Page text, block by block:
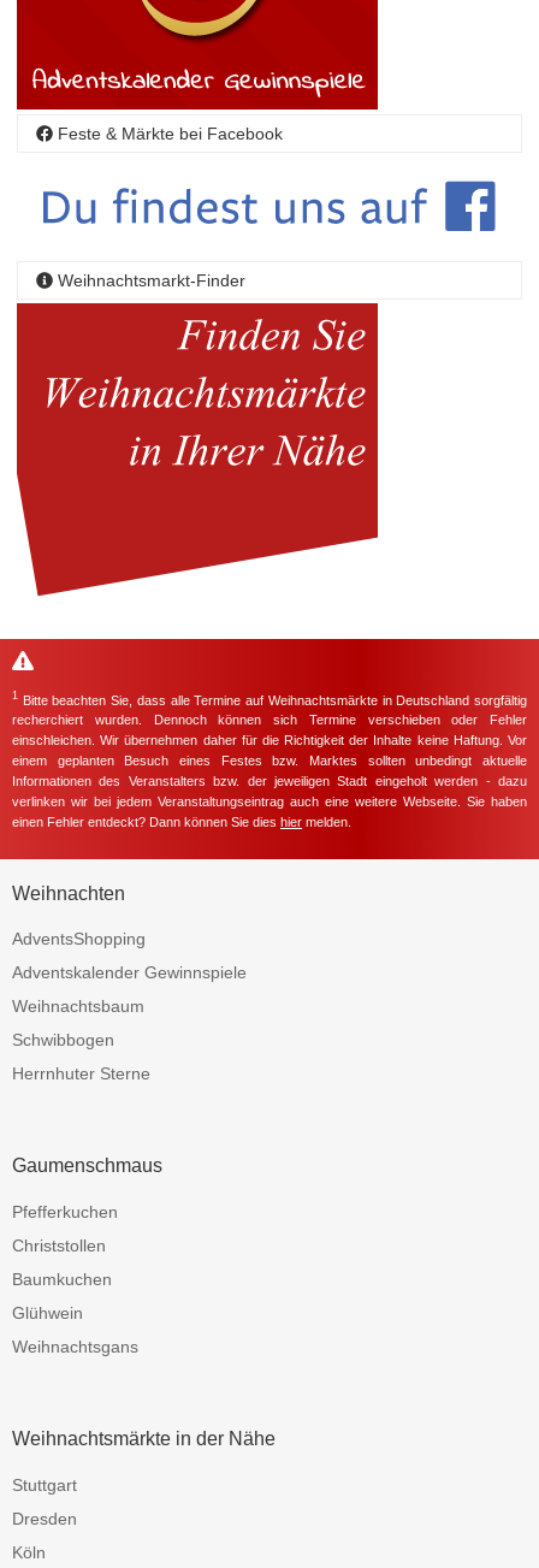
Feste & Märkte bei Facebook
Weihnachtsmarkt-Finder
1
Bitte beachten Sie, dass alle Termine auf Weihnachtsmärkte in Deutschland sorgfältig
recherchiert wurden. Dennoch können sich Termine verschieben oder Fehler
einschleichen. Wir übernehmen daher für die Richtigkeit der Inhalte keine Haftung. Vor
einem geplanten Besuch eines Festes bzw. Marktes sollten unbedingt aktuelle
Informationen des Veranstalters bzw. der jeweiligen Stadt eingeholt werden - dazu
verlinken wir bei jedem Veranstaltungseintrag auch eine weitere Webseite. Sie haben
einen Fehler entdeckt? Dann können Sie dies hier melden.
Weihnachten
AdventsShopping
Adventskalender Gewinnspiele
Weihnachtsbaum
Schwibbogen
Herrnhuter Sterne
Gaumenschmaus
Pfefferkuchen
Christstollen
Baumkuchen
Glühwein
Weihnachtsgans
Weihnachtsmärkte in der Nähe
Stuttgart
Dresden
Köln